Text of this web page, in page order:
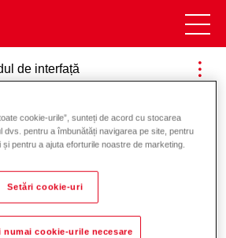
de interfață
pentru energie și
mediu
cookie-urile”, sunteți de acord cu stocarea
dvs. pentru a îmbunătăți navigarea pe site, pentru
și pentru a ajuta eforturile noastre de marketing.
Setări cookie-uri
numai cookie-urile necesare